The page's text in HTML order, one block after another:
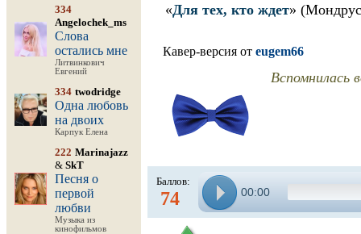
334
Angelochek_ms
Слова
остались мне
Литвинкович
Евгений
334 twodridge
Одна любовь
на двоих
Карпук Елена
222 Marinajazz
& SkT
Песня о
первой
любви
Музыка из
кинофильмов
«Для тех, кто ждет»
Кавер-версия от eugem66
Вспомнилась
Баллов:
74 00:00